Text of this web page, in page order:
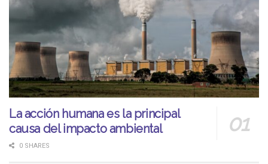
La acción humana es la principal
causa del impacto ambiental
0 SHARES